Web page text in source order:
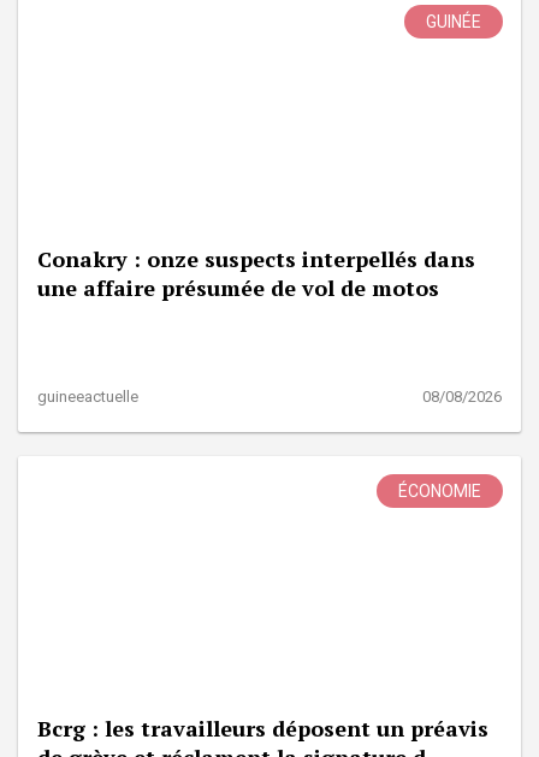
GUINÉE
Conakry : onze suspects interpellés dans
une affaire présumée de vol de motos
guineeactuelle 08/08/2026
ÉCONOMIE
Bcrg : les travailleurs déposent un préavis